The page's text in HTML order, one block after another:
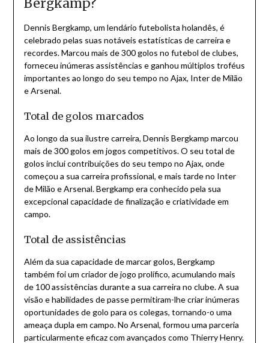
Bergkamp?
Dennis Bergkamp, um lendário futebolista holandês, é
celebrado pelas suas notáveis estatísticas de carreira e
recordes. Marcou mais de 300 golos no futebol de clubes,
forneceu inúmeras assistências e ganhou múltiplos troféus
importantes ao longo do seu tempo no Ajax, Inter de Milão
e Arsenal.
Total de golos marcados
Ao longo da sua ilustre carreira, Dennis Bergkamp marcou
mais de 300 golos em jogos competitivos. O seu total de
golos inclui contribuições do seu tempo no Ajax, onde
começou a sua carreira profissional, e mais tarde no Inter
de Milão e Arsenal. Bergkamp era conhecido pela sua
excepcional capacidade de finalização e criatividade em
campo.
Total de assistências
Além da sua capacidade de marcar golos, Bergkamp
também foi um criador de jogo prolífico, acumulando mais
de 100 assistências durante a sua carreira no clube. A sua
visão e habilidades de passe permitiram-lhe criar inúmeras
oportunidades de golo para os colegas, tornando-o uma
ameaça dupla em campo. No Arsenal, formou uma parceria
particularmente eficaz com avançados como Thierry Henry.